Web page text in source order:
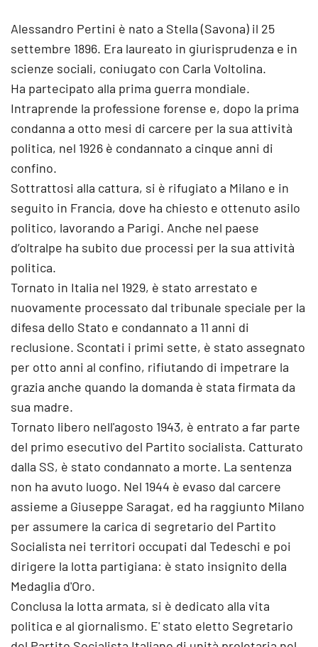
Alessandro Pertini è nato a Stella (Savona) il 25
settembre 1896. Era laureato in giurisprudenza e in
scienze sociali, coniugato con Carla Voltolina.
Ha partecipato alla prima guerra mondiale.
Intraprende la professione forense e, dopo la prima
condanna a otto mesi di carcere per la sua attività
politica, nel 1926 è condannato a cinque anni di
confino.
Sottrattosi alla cattura, si è rifugiato a Milano e in
seguito in Francia, dove ha chiesto e ottenuto asilo
politico, lavorando a Parigi. Anche nel paese
d’oltralpe ha subito due processi per la sua attività
politica.
Tornato in Italia nel 1929, è stato arrestato e
nuovamente processato dal tribunale speciale per la
difesa dello Stato e condannato a 11 anni di
reclusione. Scontati i primi sette, è stato assegnato
per otto anni al confino, rifiutando di impetrare la
grazia anche quando la domanda è stata firmata da
sua madre.
Tornato libero nell'agosto 1943, è entrato a far parte
del primo esecutivo del Partito socialista. Catturato
dalla SS, è stato condannato a morte. La sentenza
non ha avuto luogo. Nel 1944 è evaso dal carcere
assieme a Giuseppe Saragat, ed ha raggiunto Milano
per assumere la carica di segretario del Partito
Socialista nei territori occupati dal Tedeschi e poi
dirigere la lotta partigiana: è stato insignito della
Medaglia d'Oro.
Conclusa la lotta armata, si è dedicato alla vita
politica e al giornalismo. E' stato eletto Segretario